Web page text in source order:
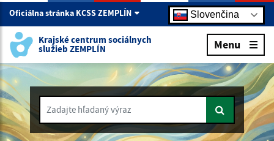
Oficiálna stránka KCSS ZEMPLÍN Slovenčina
Krajské centrum sociálnych
služieb ZEMPLÍN Menu
Zadajte hľadaný výraz